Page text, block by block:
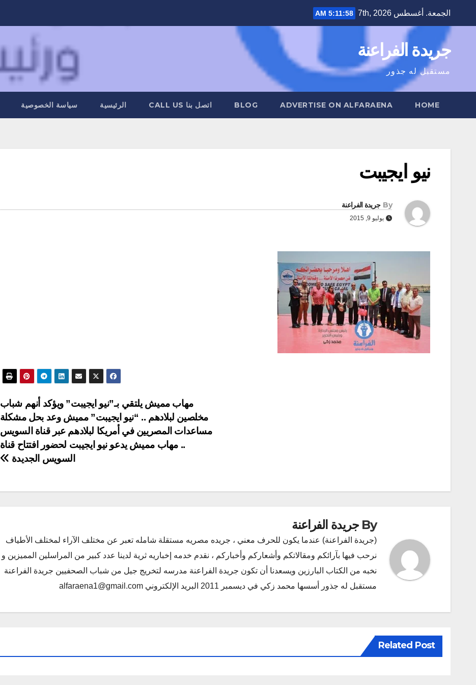
الجمعة. أغسطس 7th, 2026 5:11:59 AM
جريدة الفراعنة
مستقبل له جذور
HOME
ADVERTISE ON ALFARAENA
BLOG اتصل بنا CALL US الرئيسية سياسة الخصوصية
نيو ايجيبت
By جريدة الفراعنة
يوليو 9, 2015
مهاب مميش يلتقي بـ”نيو ايجيبت” ويؤكد أنهم شباب
مخلصين لبلادهم .. “نيو ايجيبت” مميش وعد بحل مشكلة
مساعدات المصريين في أمريكا لبلادهم عبر قناة السويس
.. مهاب مميش يدعو نيو ايجيبت لحضور افتتاح قناة
السويس الجديدة
By جريدة الفراعنة
(جريدة الفراعنة) عندما يكون للحرف معني ، جريده مصريه مستقلة شامله تعبر عن مختلف الآراء لمختلف الأطياف
نرحب فيها بآرائكم ومقالاتكم وأشعاركم وأخباركم ، نقدم خدمه إخباريه ثرية لدينا عدد كبير من المراسلين المميزين و
نخبه من الكتاب البارزين ويسعدنا أن تكون جريدة الفراعنة مدرسه لتخريج جيل من شباب الصحفيين جريدة الفراعنة
مستقبل له جذور أسسها محمد زكي في ديسمبر 2011 البريد الإلكتروني alfaraena1@gmail.com
Related Post